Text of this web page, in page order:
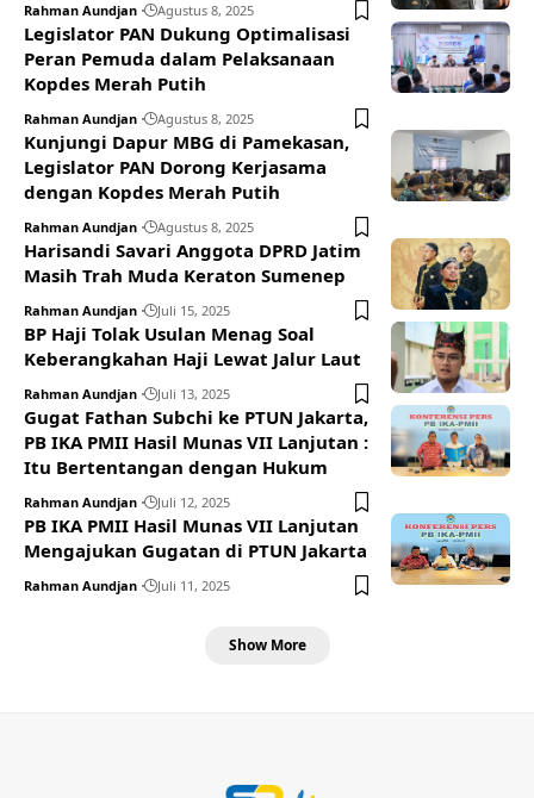
Rahman Aundjan Agustus 8, 2025
Legislator PAN Dukung Optimalisasi
Peran Pemuda dalam Pelaksanaan
Kopdes Merah Putih
Rahman Aundjan Agustus 8, 2025
Kunjungi Dapur MBG di Pamekasan,
Legislator PAN Dorong Kerjasama
dengan Kopdes Merah Putih
Rahman Aundjan Agustus 8, 2025
Harisandi Savari Anggota DPRD Jatim
Masih Trah Muda Keraton Sumenep
Rahman Aundjan Juli 15, 2025
BP Haji Tolak Usulan Menag Soal
Keberangkahan Haji Lewat Jalur Laut
Rahman Aundjan Juli 13, 2025
Gugat Fathan Subchi ke PTUN Jakarta,
PB IKA PMII Hasil Munas VII Lanjutan :
Itu Bertentangan dengan Hukum
Rahman Aundjan Juli 12, 2025
PB IKA PMII Hasil Munas VII Lanjutan
Mengajukan Gugatan di PTUN Jakarta
Rahman Aundjan Juli 11, 2025
Show More